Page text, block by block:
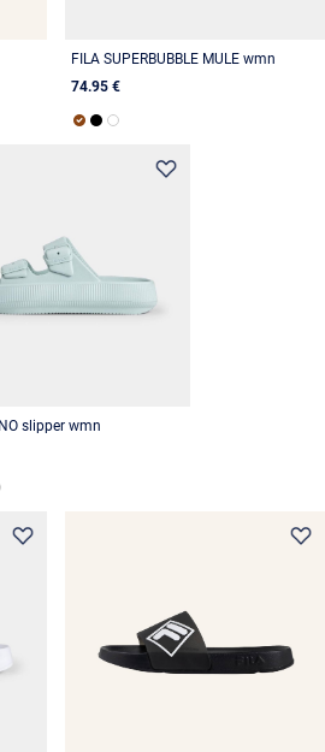
FILA SUPERBUBBLE MULE wmn
74.95 €
slipper wmn